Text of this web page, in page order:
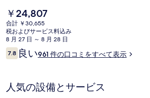
テ
ィ
ム
の
真
者は親切なスタッフを評価しています。この
すぐ公共交通機関を利用できます。地下鉄 セ
9 分、フルビア トラム停留所までは 12 分です。
現
在
の
料
金
は
す
￥24,807
合計 ￥30,655
税およびサービス料込み
8 月 27 日 ～ 8 月 28 日
口
コ
7.810段階中7.8
良い961 件の口コミをすべて表示
人気の設備とサービス